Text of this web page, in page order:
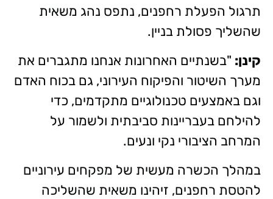
תרגול הפעלת רחפנים, נתפס נהג משאית
שהשליך פסולת בניין.
קינן: "בשנתיים האחרונות אנחנו מתגברים את
מערך השיטור והפיקוח העירוני, גם בכוח האדם
וגם באמצעים טכנולוגיים מתקדמים, כדי
להילחם בעבריינות סביבתית ולשמור על
המרחב הציבורי נקי ונעים.
במהלך הכשרה מעשית של מפקחים עירוניים
להטסת רחפנים, זיהינו משאית שהשליכה